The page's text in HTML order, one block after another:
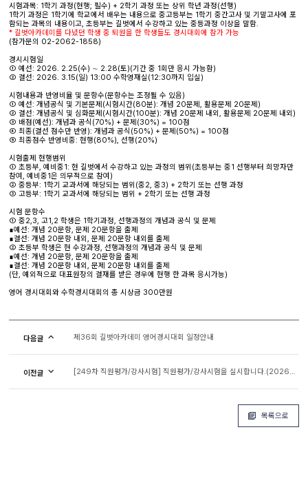
시험과목: 1학기 과정(현행; 필수) + 2학기 과정 또는 상위 학년 과정(선행)
1학기 과정은 1학기에 학교에서 배우는 내용으로 중고등부는 1학기 중간고사 및 기말고사에 포
함되는 과목의 내용이고, 초등부는 길벗에서 수강하고 있는 중등과정 이상을 말함.
* 길벗아카데미를 다녔던 학생 중 퇴원을 한 학생들도 경시대회에 참가 가능
(참가문의 02-2062-1858)
경시시험일
① 예선: 2026. 2.25(수) ∼ 2.28(토)(기간 중 1회만 응시 가능함)
② 결선: 2026. 3.15(일) 13:00 수학영재실(12:30까지 입실)
시험내용과 반영비율 및 문항수(문항수는 조정될 수 있음)
① 예선: 개념공식 및 기본문제(시험시간(80분): 개념 20문제, 활용문제 20문제)
② 결선: 개념공식 및 심화문제(시험시간(100분): 개념 20문제 내외, 활용문제 20문제 내외)
③ 배점(예선): 개념과 공식(70%) + 문제(30%) = 100점
④ 최종(결선 점수만 반영): 개념과 공식(50%) + 문제(50%) = 100점
⑤ 최종점수 반영비중: 현행(80%), 선행(20%)
시험출제 현행범위
① 초등부, 예비중1: 현 길벗에서 수강하고 있는 과정의 범위(초등부는 중1 선행부터 희망자만
참여, 예비중1은 의무적으로 참여)
② 중등부: 1학기 교과서에 해당되는 범위(중2, 중3) + 2학기 또는 선행 과정
③ 고등부: 1학기 교과서에 해당되는 범위 + 2학기 또는 선행 과정
시험 문항수
① 중2,3, 고1,2 학생은 1학기과정, 선행과정의 개념과 공식 및 문제
∎예선: 개념 20문항, 문제 20문항을 출제
∎결선: 개념 20문항 내외, 문제 20문항 내외를 출제
② 초등부 학생은 현 수강과정, 선행과정의 개념과 공식 및 문제
∎예선: 개념 20문항, 문제 20문항을 출제
∎결선: 개념 20문항 내외, 문제 20문항 내외를 출제
(단, 예외적으로 대표원장의 결재를 받은 경우에 현행 한 과목 응시가능)
영어 경시대회와 수학경시대회의 총 시상금 300만원
다음글 제36회 길벗아카데미 영어경시대회 일정안내
이전글 [249차 직원평가/강사시험] 직원평가/강사시험을 실시합니다.(2026년 1월)
목록으로